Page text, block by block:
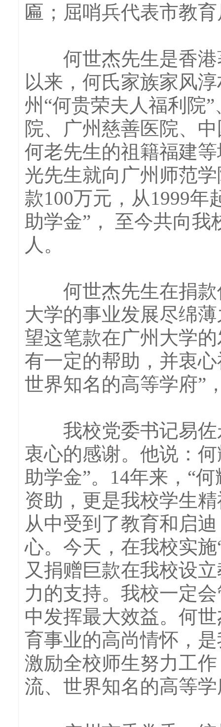
匾；屈哨兵代表市教
何世杰先生是香港
以来，何氏家族家风
州“何贵荣夫人福利院
院、广州慈善医院、
何老先生的祖籍福建
光先生就向广州师范
款100万元，从1999年
助学金”， 至今共向我
人。
何世杰先生在捐款
大学的事业发展尽绵
望这笔款在广州大学
有一定的帮助，并衷
世界知名的高等学府”
我校党委书记易佐
衷心的感谢。他说：
助学金”。14年来，“
资助，更是我校学生
从中受到了教育和启
心。今天，在我校实
又捐赠巨款在我校设
力的支持。我校一定
中发挥最大效益。何
育事业的高尚情怀，
激励全校师生努力工
流、世界知名的高等